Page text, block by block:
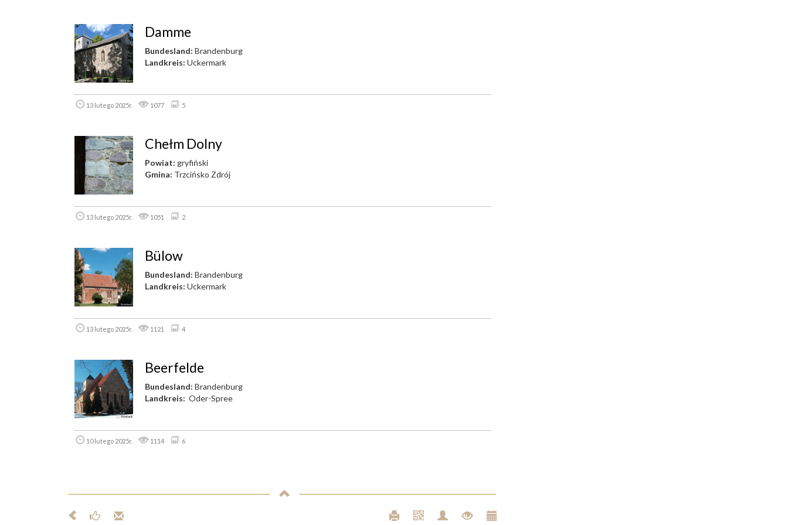
Damme
Bundesland: Brandenburg
Landkreis: Uckermark
13 lutego 2025r. 1077 5
Chełm Dolny
Powiat: gryfiński
Gmina: Trzcińsko Zdrój
13 lutego 2025r. 1051 2
Bülow
Bundesland: Brandenburg
Landkreis: Uckermark
13 lutego 2025r. 1121 4
Beerfelde
Bundesland: Brandenburg
Landkreis: Oder-Spree
10 lutego 2025r. 1114 6